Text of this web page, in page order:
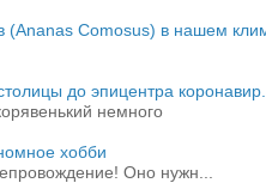
(Ananas Comosus) в нашем
до эпицентра
немного
хобби
Оно нужн...